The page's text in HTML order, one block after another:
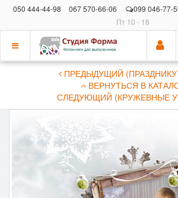
050 444-44-98 067 570-66-06 099 046-77-
Пт 10 - 18
Показать
ПРЕДЫДУЩИЙ (ПРАЗДНИКУ
ВЕРНУТЬСЯ В
СЛЕДУЮЩИЙ (КРУЖЕВНЫЕ